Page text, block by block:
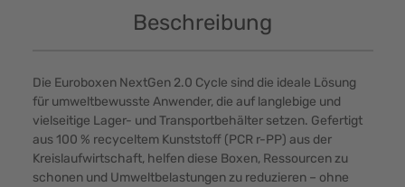
Beschreibung
Die Euroboxen NextGen 2.0 Cycle sind die ideale Lösung
für umweltbewusste Anwender, die auf langlebige und
vielseitige Lager- und Transportbehälter setzen. Gefertigt
aus 100 % recyceltem Kunststoff (PCR r-PP) aus der
Kreislaufwirtschaft, helfen diese Boxen, Ressourcen zu
schonen und Umweltbelastungen zu reduzieren – ohne